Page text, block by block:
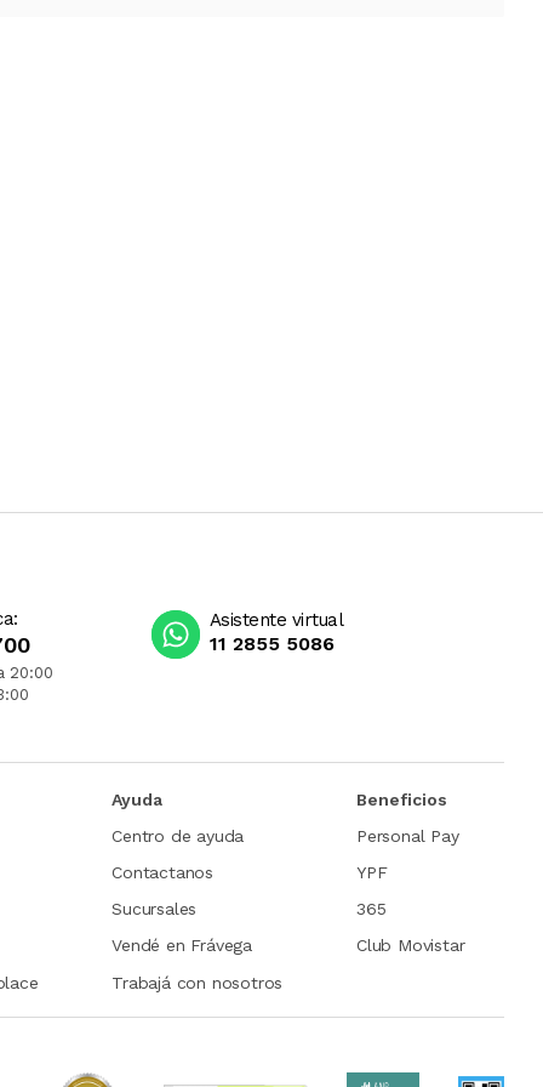
20:00
Asistente virtual
11 2855 5086
Ayuda
Centro de ayuda
Contactanos
Sucursales
Vendé en Frávega
Trabajá con nosotros
Beneficios
Personal Pay
YPF
365
Club Movistar